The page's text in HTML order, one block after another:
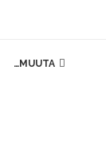
…MUUTA